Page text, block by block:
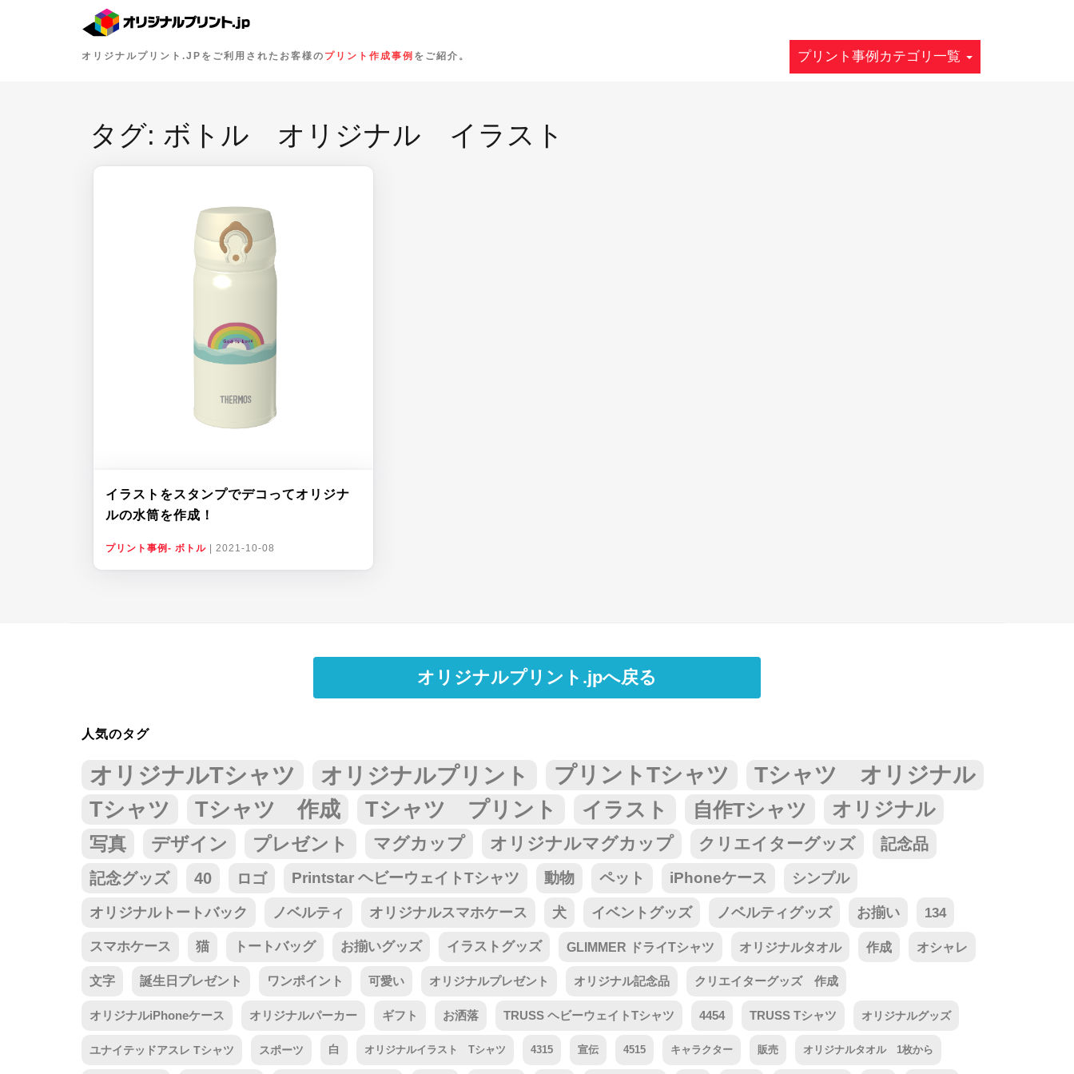
オリジナルプリント.JPをご利用されたお客様の プリント作成事例 をご紹介。 プリント事例カテゴリ一覧
タグ: ボトル オリジナル イラスト
イラストをスタンプでデコってオリジナ
ルの水筒を作成！
プリント事例- ボトル 2021-10-08
オリジナルプリント.jpへ戻る
人気のタグ
オリジナルTシャツ オリジナルプリント プリントTシャツ
Tシャツ オリジナル
Tシャツ
Tシャツ 作成 Tシャツ プリント イラスト 自作Tシャツ オリジナル
写真 デザイン プレゼント マグカップ オリジナルマグカップ クリエイターグッズ
記念品
記念グッズ
40 ロゴ Printstar ヘビーウェイトTシャツ 動物 ペット iPhoneケース シンプル
オリジナルトートバック ノベルティ オリジナルスマホケース 犬 イベントグッズ ノベルティグッズ お揃い 134
スマホケース 猫 トートバッグ お揃いグッズ イラストグッズ GLIMMER ドライTシャツ オリジナルタオル 作成 オシャレ
文字 誕生日プレゼント ワンポイント 可愛い オリジナルプレゼント オリジナル記念品 クリエイターグッズ 作成
オリジナルiPhoneケース オリジナルパーカー ギフト お洒落 TRUSS ヘビーウェイトTシャツ 4454 TRUSS Tシャツ オリジナルグッズ
ユナイテッドアスレ Tシャツ スポーツ 白 オリジナルイラスト Tシャツ 4315 宣伝 4515 キャラクター 販売 オリジナルタオル 1枚から